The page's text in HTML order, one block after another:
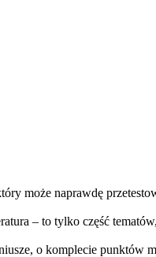
może naprawdę
– to tylko część
o komplecie punktów